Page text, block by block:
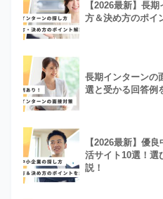
【2026最新】長
方＆決め方のポイ
長期インターンの
選と受かる回答例
【2026最新】優
活サイト10選！選
説！